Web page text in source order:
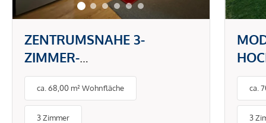
ZENTRUMSNAHE 3-
ZIMMER-
ANLEGERWOHNUNG MIT
CASHFLOW AB TAG 1
ca. 68,00 m² Wohnfläche
3 Zimmer
MIT
ca.
3